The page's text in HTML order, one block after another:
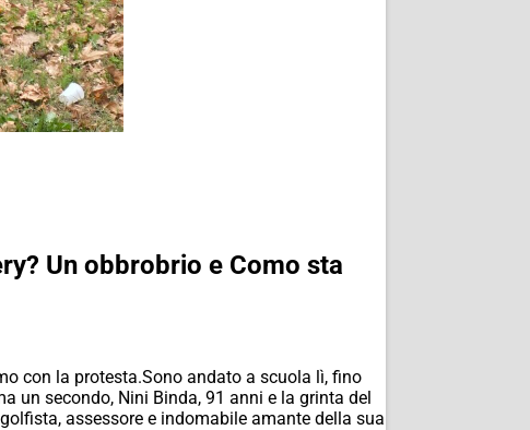
Un obbrobrio e Como sta
con la protesta.Sono andato a scuola lì, fino
un secondo, Nini Binda, 91 anni e la grinta del
assessore e indomabile amante della sua